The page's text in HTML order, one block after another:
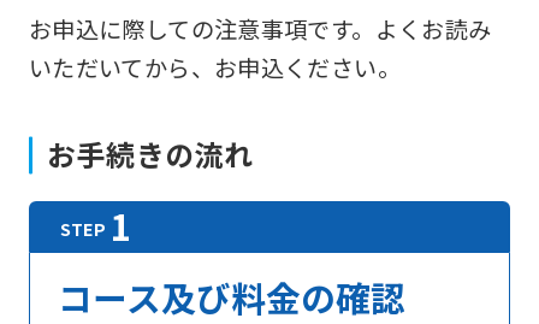
お申込に際しての注意事項です。よくお読み
いただいてから、お申込ください。
お手続きの流れ
コース及び料金の確認